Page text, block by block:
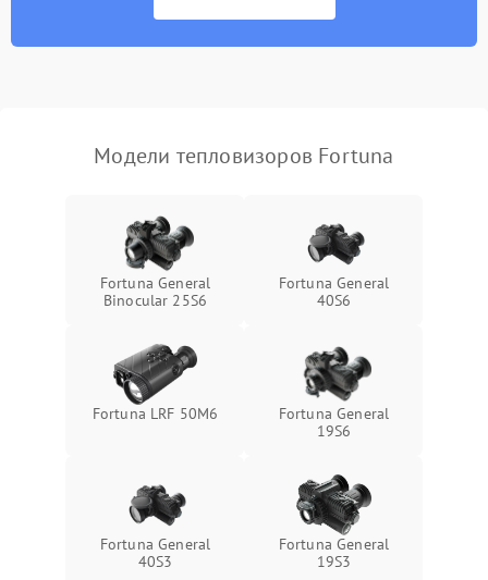
Модели тепловизоров Fortuna
Fortuna General
Binocular 25S6
Fortuna General
40S6
Fortuna LRF 50M6
Fortuna General
19S6
Fortuna General
40S3
Fortuna General
19S3